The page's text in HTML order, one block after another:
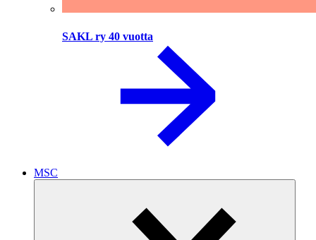
SAKL ry 40 vuotta
MSC